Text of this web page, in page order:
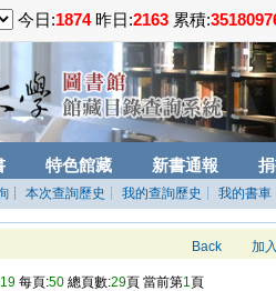
今日:1874昨日:2163 累積:
特色館藏 新書通報
┊ 本次查詢歷史 ┊ 我的查詢歷史 ┊ 我的書車
Back 加
每頁:50 總頁數:29頁 當前第1頁